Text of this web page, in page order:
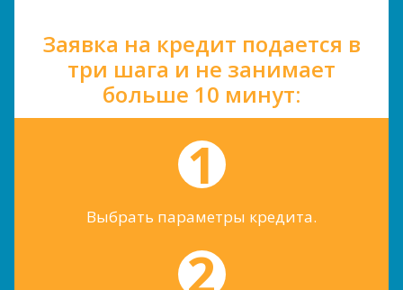
Заявка на кредит подается в
три шага и не занимает
больше 10 минут:
Выбрать параметры кредита.